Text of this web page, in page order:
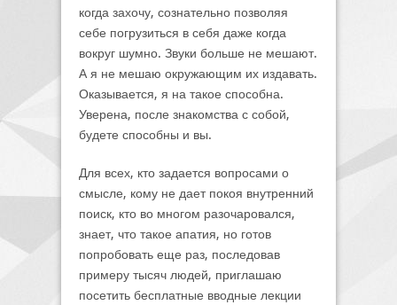
когда захочу, сознательно позволяя
себе погрузиться в себя даже когда
вокруг шумно. Звуки больше не мешают.
А я не мешаю окружающим их издавать.
Оказывается, я на такое способна.
Уверена, после знакомства с собой,
будете способны и вы.
Для всех, кто задается вопросами о
смысле, кому не дает покоя внутренний
поиск, кто во многом разочаровался,
знает, что такое апатия, но готов
попробовать еще раз, последовав
примеру тысяч людей, приглашаю
посетить бесплатные вводные лекции